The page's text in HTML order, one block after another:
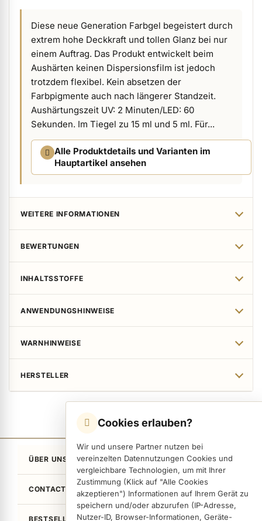
Cookies erlauben?
Wir und unsere Partner nutzen bei
vereinzelten Datennutzungen Cookies und
vergleichbare Technologien, um mit Ihrer
Zustimmung (Klick auf "Alle Cookies
akzeptieren") Informationen auf Ihrem Gerät zu
speichern und/oder abzurufen (IP-Adresse,
Nutzer-ID, Browser-Informationen, Geräte-
Kundenpräsente anzeigen
Diese neue Generation Farbgel begeistert durch
extrem hohe Deckkraft und tollen Glanz bei nur
einem Auftrag. Das Produkt entwickelt beim
Aushärten keinen Dispersionsfilm ist jedoch
trotzdem flexibel. Kein absetzen der
Farbpigmente auch nach längerer Standzeit.
Aushärtungszeit UV: 2 Minuten/LED: 60
Sekunden. Im Tiegel zu 15 ml und 5 ml. Für...
Alle Produktdetails und Varianten im
Hauptartikel ansehen
WEITERE INFORMATIONEN
BEWERTUNGEN
INHALTSSTOFFE
ANWENDUNGSHINWEISE
WARNHINWEISE
HERSTELLER
ÜBER UNS
CONTACT
BESTSELLER